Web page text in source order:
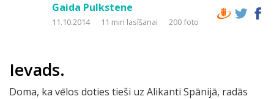
Gaida Pulkstene
11.10.2014 11 min lasīšanai 200 foto
Ievads.
Doma, ka vēlos doties tieši uz Alikanti Spānijā, radās